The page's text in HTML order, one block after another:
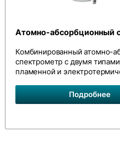
Атомно-абсорбционный
Комбинированный атомно-
спектрометр с двумя
пламенной и
Подробнее